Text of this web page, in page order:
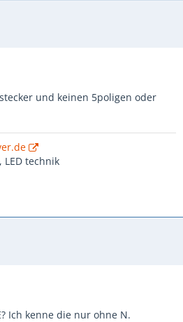
und keinen 5poligen oder
LED technik
Ich kenne die nur ohne N.